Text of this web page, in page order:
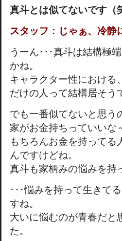
真斗とは似てないです（
スタッフ：じゃぁ、冷静
うーん･･･真斗は結構極
かね。
キャラクター性における
だけの人って結構居そう
でも一番似てないと思う
家がお金持ちっていいな
もちろんお金を持ってる
んですけどね。
真斗も家柄みの悩みを持
･･･悩みを持って生きて
すね。
大いに悩むのが青春だと
た。